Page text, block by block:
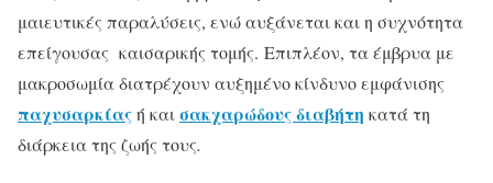
μαιευτικές παραλύσεις, ενώ αυξάνεται και η συχνότητα
επείγουσας καισαρικής τομής. Επιπλέον, τα έμβρυα με
μακροσωμία διατρέχουν αυξημένο κίνδυνο εμφάνισης
παχυσαρκίαςή καισακχαρώδους διαβήτη κατά τη
διάρκεια της ζωής τους.